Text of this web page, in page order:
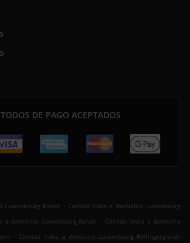
DE PAGO ACEPTADOS
Luxembourg Märel . Comida India a domicilio Luxembourg
a domicilio Luxembourg Belair . Comida India a domicilio
. Comida India a domicilio Luxembourg Rollingergrund-